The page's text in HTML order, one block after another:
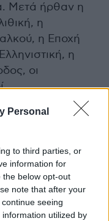
Personal
to third parties, or
information for
the below opt-out
note that after your
seeing
utilized by
Μετά ήρθαν η
η
η Εποχή
η
οι
εποχή λόγω
Υπάρχουν
άξιοι
δεν σου